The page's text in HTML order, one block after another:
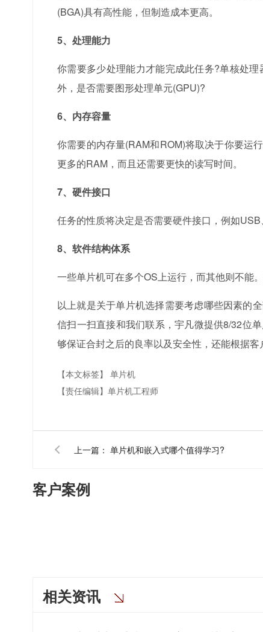
(BGA)具有高性能，但制造成本更高。
5、处理能力
你需要多少处理能力才能完成此任务?单核处
外，是否需要图形处理单元(GPU)?
6、内存容量
你需要的内存量(RAM和ROM)将取决于你要运
更多的RAM，而且还需要更快的读写时间。
7、硬件接口
任务的性质将决定是否需要硬件接口，例如
8、软件结构体系
一些单片机可在多个OS上运行，而其他则不能
以上就是关于单片机选择需要考虑哪些因素的
信扫一扫直接和我们联系，宇凡微提供8/32位
够保证合封之后的良率以及安全性，还能根据
【本文标签】单片机
【责任编辑】单片机工程师
上一篇： 单片机和嵌入式哪个值得学习?
客户案例
相关资讯